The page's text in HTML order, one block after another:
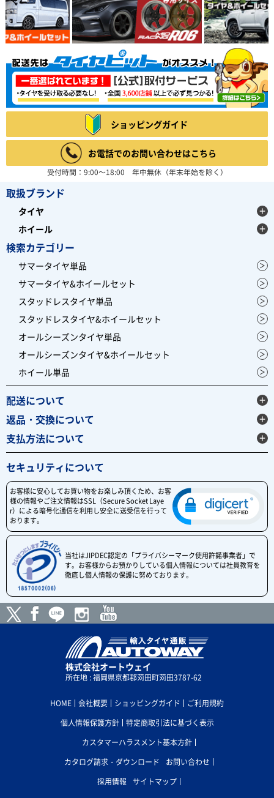
ショッピングガイド
お電話でのお問い合わせはこちら
受付時間：9:00～18:00 年中無休（年末年始を除く）
取扱ブランド
タイヤ
ホイール
検索カテゴリー
サマータイヤ単品
サマータイヤ&ホイールセット
スタッドレスタイヤ単品
スタッドレスタイヤ&ホイールセット
オールシーズンタイヤ単品
オールシーズンタイヤ&ホイールセット
ホイール単品
配送について
返品・交換について
支払方法について
セキュリティについて
お客様に安心してお買い物をお楽しみ頂くため、お客
様の情報やご注文情報はSSL（Secure Socket Laye
r）による暗号化通信を利用し安全に送受信を行って
おります。
当社はJIPDEC認定の「プライバシーマーク使用許諾事業者」で
す。お客様からお預かりしている個人情報については社員教育を
徹底し個人情報の保護に努めております。
株式会社オートウェイ
所在地 : 福岡県京都郡苅田町苅田3787-62
HOME 会社概要 ショッピングガイド
ご利用規約
個人情報保護方針
特定商取引法に基づく表示
カスタマーハラスメント基本方針
カタログ請求・ダウンロード
お問い合わせ
採用情報
サイトマップ